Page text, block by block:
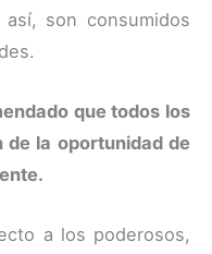
son consumidos
que todos los
de la oportunidad de
a los poderosos,